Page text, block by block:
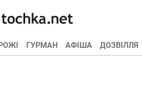
ГУРМАН АФІША ДОЗВІЛЛЯ